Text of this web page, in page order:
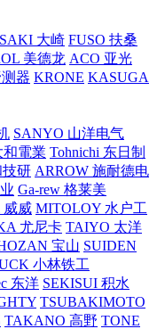
大崎 FUSO 扶桑
美德龙 ACO 亚光
器 KRONE KASUGA
SANYO 山洋电气
和電業 Tohnichi 东日制
技研 ARROW 施耐德电
Ga-rew 格莱美
威威 MITOLOY 水户工
尤尼卡 TAIYO 太洋
宝山 SUIDEN
小林铁工
东洋 SEKISUI 积水
TSUBAKIMOTO
TAKANO 高野 TONE